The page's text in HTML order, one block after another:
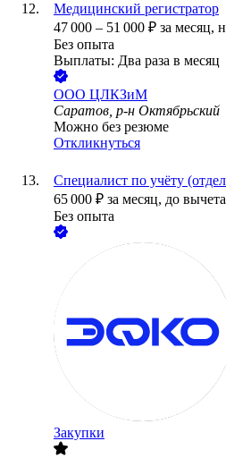
Медицинский регистратор
47 000 – 51 000 ₽ за месяц,
Без опыта
Выплаты: Два раза в месяц
ООО ЦЛКЗиМ
Саратов, р-н Октябрьский
Можно без резюме
Откликнуться
Специалист по учёту
65 000 ₽ за месяц, до
Без опыта
Закупки